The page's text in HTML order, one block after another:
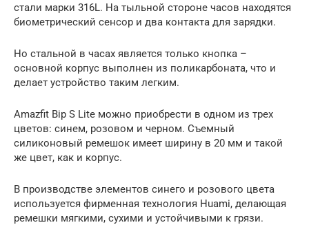
стали марки 316L. На тыльной стороне часов находятся
биометрический сенсор и два контакта для зарядки.
Но стальной в часах является только кнопка –
основной корпус выполнен из поликарбоната, что и
делает устройство таким легким.
Amazfit Bip S Lite можно приобрести в одном из трех
цветов: синем, розовом и черном. Съемный
силиконовый ремешок имеет ширину в 20 мм и такой
же цвет, как и корпус.
В производстве элементов синего и розового цвета
используется фирменная технология Huami, делающая
ремешки мягкими, сухими и устойчивыми к грязи.